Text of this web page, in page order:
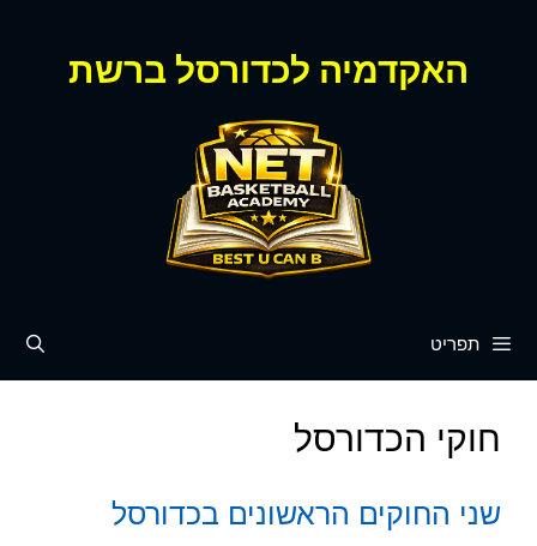
האקדמיה לכדורסל ברשת
תפריט
חוקי הכדורסל
שני החוקים הראשונים בכדורסל